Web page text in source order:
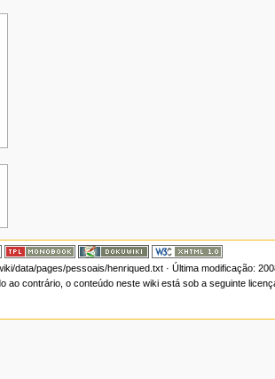
data/pages/pessoais/henriqued.txt· Última modificação:
ao contrário, o conteúdo neste wiki está sob a seguinte